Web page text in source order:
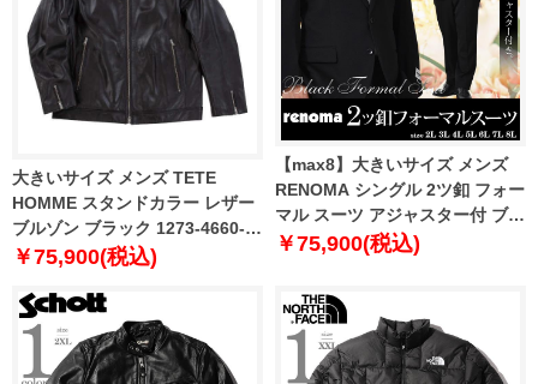
大きいサイズ メンズ TETE
HOMME スタンドカラー レザー
ブルゾン ブラック 1273-4660-1
3L 4L 5L 6L
￥75,900(税込)
【max8】大きいサイズ メンズ
RENOMA シングル 2ツ釦 フォー
マル スーツ アジャスター付 ブラ
ックフォーマル 礼服 冠婚葬祭
￥75,900(税込)